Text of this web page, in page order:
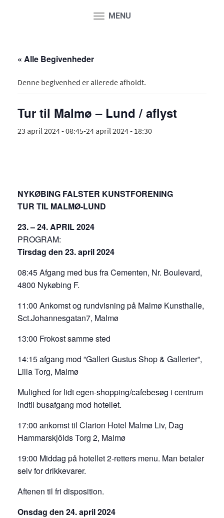
Toggle
MENU
« Alle Begivenheder
Denne begivenhed er allerede afholdt.
Tur til Malmø – Lund / aflyst
23 april 2024 - 08:45-24 april 2024 - 18:30
NYKØBING FALSTER KUNSTFORENING
TUR TIL MALMØ-LUND
23. – 24. APRIL 2024
PROGRAM:
Tirsdag den 23. april 2024
08:45 Afgang med bus fra Cementen, Nr. Boulevard,
4800 Nykøbing F.
11:00 Ankomst og rundvisning på Malmø Kunsthalle,
Sct.Johannesgatan7, Malmø
13:00 Frokost samme sted
14:15 afgang mod ”Galleri Gustus Shop & Gallerier”,
Lilla Torg, Malmø
Mulighed for lidt egen-shopping/cafebesøg i centrum
indtil busafgang mod hotellet.
17:00 ankomst til Clarion Hotel Malmø Liv, Dag
Hammarskjölds Torg 2, Malmø
19:00 Middag på hotellet 2-retters menu. Man betaler
selv for drikkevarer.
Aftenen til fri disposition.
Onsdag den 24. april 2024